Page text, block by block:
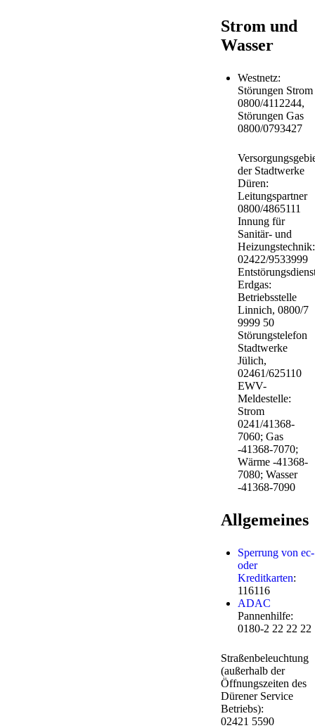
Strom und
Wasser
Westnetz:
Störungen Strom
0800/4112244,
Störungen Gas
0800/0793427
der Stadtwerke
Düren:
Leitungspartner
0800/4865111
Innung für
Sanitär- und
Heizungstechnik:
02422/9533999
Erdgas:
Betriebsstelle
Linnich, 0800/7
9999 50
Störungstelefon
Stadtwerke
Jülich,
02461/625110
EWV-
Meldestelle:
Strom
0241/41368-
7060; Gas
-41368-7070;
Wärme -41368-
7080; Wasser
-41368-7090
Allgemeines
Sperrung von ec-
oder
Kreditkarten:
116116
ADAC
Pannenhilfe:
0180-2 22 22 22
Straßenbeleuchtung
(außerhalb der
Öffnungszeiten des
Dürener Service
Betriebs):
02421 5590